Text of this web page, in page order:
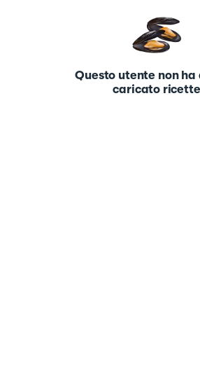
Questo utente non ha
caricato ricette